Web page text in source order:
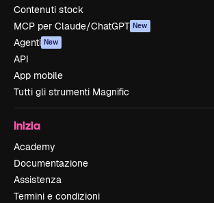
Contenuti stock
MCP per Claude/ChatGPT New
Agenti New
API
App mobile
Tutti gli strumenti Magnific
Inizia
Academy
Documentazione
Assistenza
Termini e condizioni